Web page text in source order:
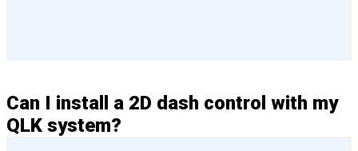
Can I install a 2D dash control with my
QLK system?